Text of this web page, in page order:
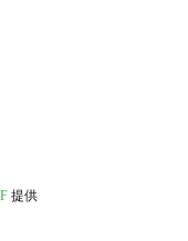
提供